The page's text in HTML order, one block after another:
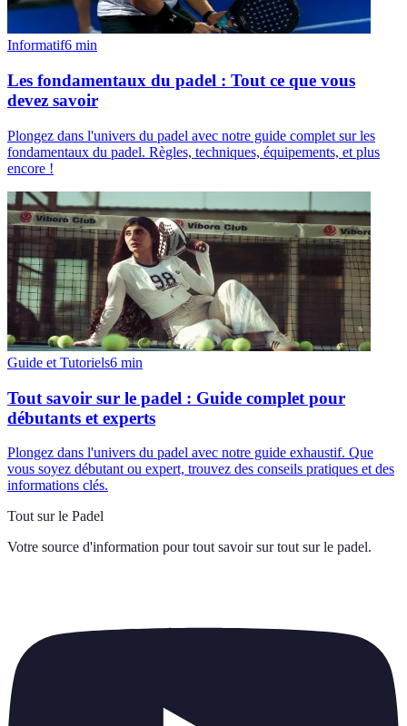
Informatif6 min
Les fondamentaux du padel : Tout ce que vous
devez savoir
Plongez dans l'univers du padel avec notre guide complet sur les
fondamentaux du padel. Règles, techniques, équipements, et plus
encore !
Guide et Tutoriels6 min
Tout savoir sur le padel : Guide complet pour
débutants et experts
Plongez dans l'univers du padel avec notre guide exhaustif. Que
vous soyez débutant ou expert, trouvez des conseils pratiques et des
informations clés.
Tout sur le Padel
Votre source d'information pour tout savoir sur tout sur le padel.